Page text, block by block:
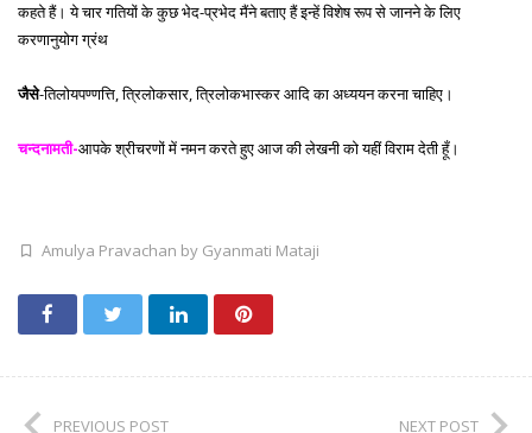
कहते हैं। ये चार गतियों के कुछ भेद-प्रभेद मैंने बताए हैं इन्हें विशेष रूप से जानने के लिए
करणानुयोग ग्रंथ
जैसे-तिलोयपण्णत्ति, त्रिलोकसार, त्रिलोकभास्कर आदि का अध्ययन करना चाहिए।
चन्दनामती-आपके श्रीचरणों में नमन करते हुए आज की लेखनी को यहीं विराम देती हूँ।
Amulya Pravachan by Gyanmati Mataji
PREVIOUS POST NEXT POST